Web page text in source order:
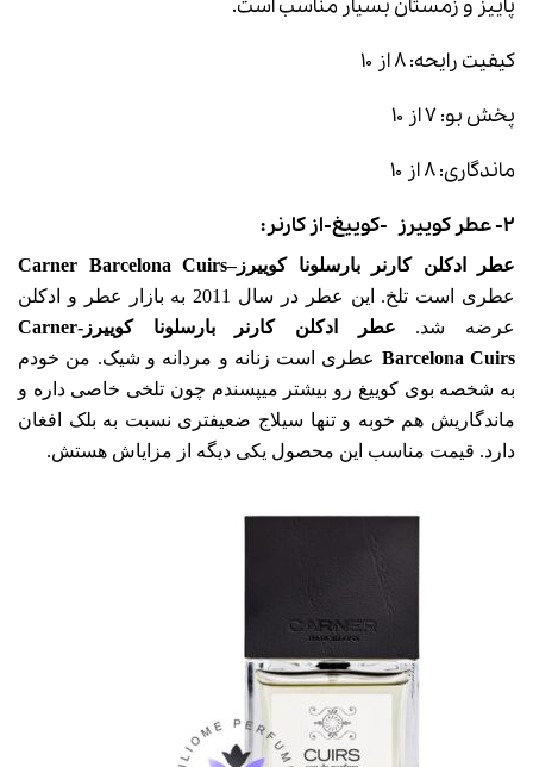
پاییز و زمستان بسیار مناسب است.
کیفیت رایحه: ۸ از ۱۰
پخش بو: ۷ از ۱۰
ماندگاری: ۸ از ۱۰
۲- عطر کوییرز -کوییغ-از کارنر:
عطر ادکلن کارنر بارسلونا کوییرز–Carner Barcelona Cuirs
عطری است تلخ. این عطر در سال 2011 به بازار عطر و ادکلن
عرضه شد.
عطر ادکلن کارنر بارسلونا کوییرز-Carner
Barcelona Cuirs عطری است زنانه و مردانه و شیک. من خودم
به شخصه بوی کوییغ رو بیشتر میپسندم چون تلخی خاصی داره و
ماندگاریش هم خوبه و تنها سیلاج ضعیفتری نسبت به بلک افغان
دارد. قیمت مناسب این محصول یکی دیگه از مزایاش هستش.